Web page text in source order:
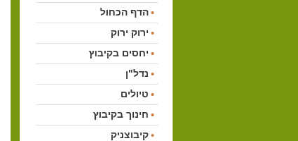
הדף הכחול
ירוק ירוק
יחסים בקיבוץ
נדל"ן
טיולים
חינוך בקיבוץ
קיבוצניק